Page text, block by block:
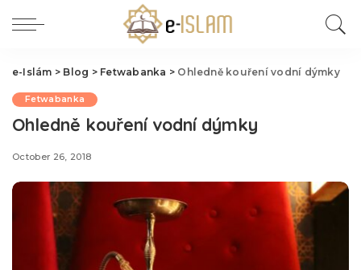
e-Islám > Blog > Fetwabanka > Ohledně kouření vodní dýmky
Fetwabanka
Ohledně kouření vodní dýmky
October 26, 2018